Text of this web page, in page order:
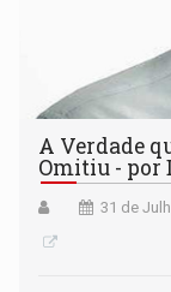
A Verdade
Omitiu - por
31 de